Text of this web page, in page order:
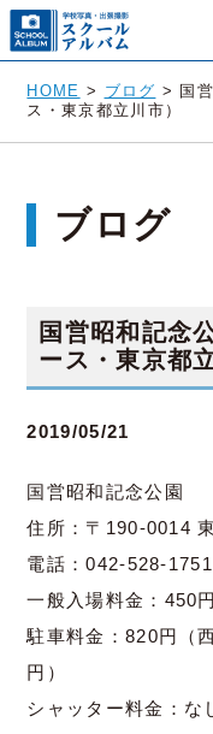
HOME > ブログ > 国
ス・東京都立川市）
ブログ
国営昭和記念
ース・東京都
2019/05/21
国営昭和記念公園
住所：〒190-0014
電話：042-528-1751
一般入場料金：450円
駐車料金：820円（
円）
シャッター料金：な